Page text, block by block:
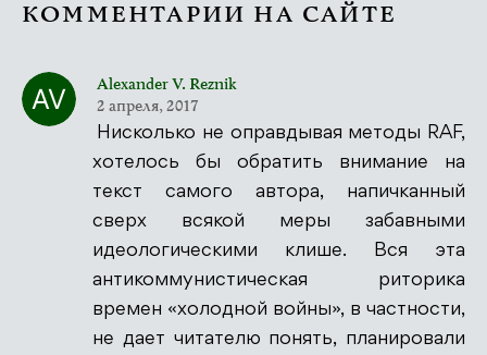
КОММЕНТАРИИ НА САЙТЕ
Alexander V. Reznik
2 апреля, 2017
Нисколько не оправдывая методы RAF,
хотелось бы обратить внимание на
текст самого автора, напичканный
сверх всякой меры забавными
идеологическими клише. Вся эта
антикоммунистическая риторика
времен «холодной войны», в частности,
не дает читателю понять, планировали